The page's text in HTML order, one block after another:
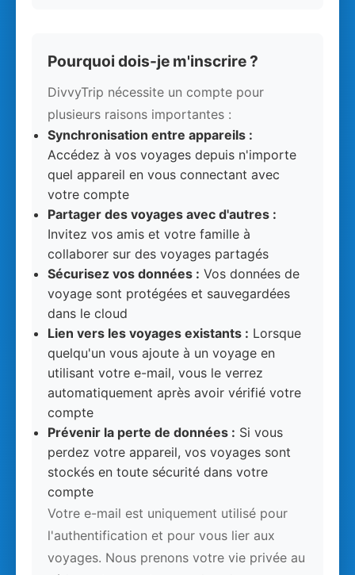
Pourquoi dois-je m'inscrire ?
DivvyTrip nécessite un compte pour
plusieurs raisons importantes :
Synchronisation entre appareils :
Accédez à vos voyages depuis n'importe
quel appareil en vous connectant avec
votre compte
Partager des voyages avec d'autres :
Invitez vos amis et votre famille à
collaborer sur des voyages partagés
Sécurisez vos données : Vos données de
voyage sont protégées et sauvegardées
dans le cloud
Lien vers les voyages existants : Lorsque
quelqu'un vous ajoute à un voyage en
utilisant votre e-mail, vous le verrez
automatiquement après avoir vérifié votre
compte
Prévenir la perte de données : Si vous
perdez votre appareil, vos voyages sont
stockés en toute sécurité dans votre
compte
Votre e-mail est uniquement utilisé pour
l'authentification et pour vous lier aux
voyages. Nous prenons votre vie privée au